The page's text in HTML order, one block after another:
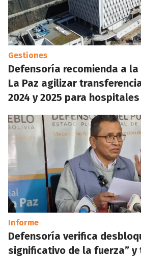
Gestiones
Defensoría recomienda a
La Paz agilizar
2024 y 2025 para hospitales
Informe
Defensoría verifica
significativo de la fuerza”